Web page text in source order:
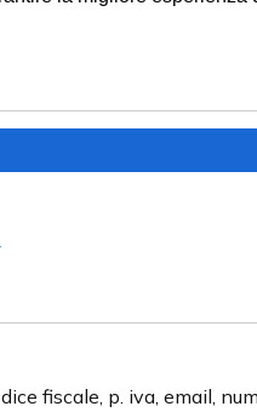
di sviluppo fornendoti
dati.
in qualità di titolare
“GDPR”) che i
fiscale, p. iva, email,